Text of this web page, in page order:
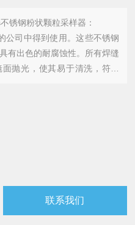
锈钢粉状颗粒采样器：
公司中得到使用。这些不锈钢
有出色的耐腐蚀性。所有焊缝
抛光，使其易于清洗，符合
大5000ml。高纯度的材质，
联系我们